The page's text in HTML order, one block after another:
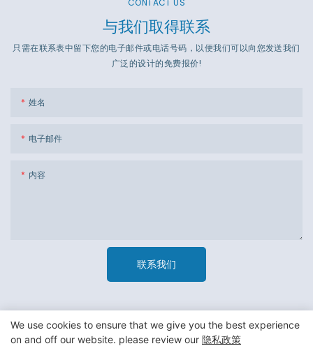
CONTACT US
与我们取得联系
只需在联系表中留下您的电子邮件或电话号码，以便我们可以向您发送我们
广泛的设计的免费报价!
姓名
电子邮件
内容
联系我们
版权所有 © 2023 广州市杰新材料包装有限公司 -隐私政策
We use cookies to ensure that we give you the best experience
on and off our website. please review our 隐私政策